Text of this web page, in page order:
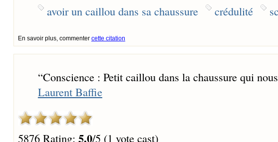
avoir un caillou dans sa chaussure crédulité
En savoir plus, commenter cette citation
“Conscience : Petit caillou dans la chaussure qui
Laurent Baffie
5876 Rating: 5.0/5 (1 vote cast)